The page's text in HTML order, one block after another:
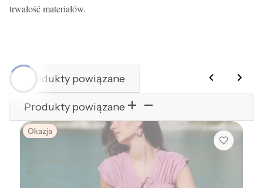
trwałość materiałów.
Produkty powiązane
Produkty powiązane
Okazja